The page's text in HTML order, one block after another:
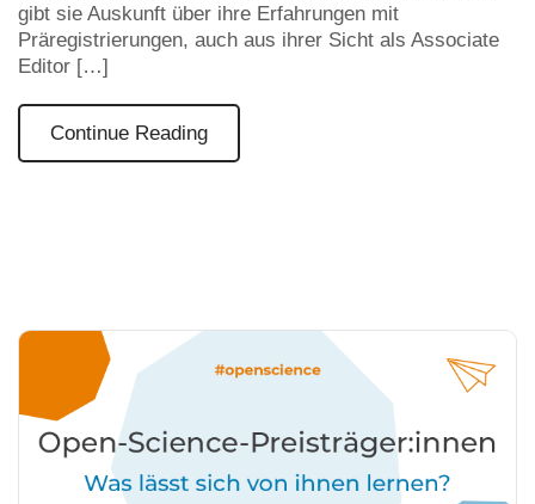
gibt sie Auskunft über ihre Erfahrungen mit
Präregistrierungen, auch aus ihrer Sicht als Associate
Editor […]
Continue Reading